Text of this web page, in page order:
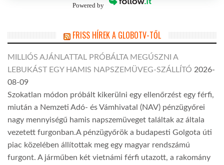
Powered by
FRISS HÍREK A GLOBOTV-TŐL
MILLIÓS AJÁNLATTAL PRÓBÁLTA MEGÚSZNI A
LEBUKÁST EGY HAMIS NAPSZEMÜVEG-SZÁLLÍTÓ 2026-
08-09
Szokatlan módon próbált kikerülni egy ellenőrzést egy férfi,
miután a Nemzeti Adó- és Vámhivatal (NAV) pénzügyőrei
nagy mennyiségű hamis napszemüveget találtak az általa
vezetett furgonban.A pénzügyőrök a budapesti Golgota úti
piac közelében állítottak meg egy magyar rendszámú
furgont. A járműben két vietnámi férfi utazott, a rakomány